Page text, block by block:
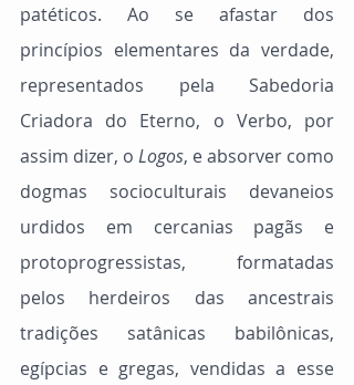
patéticos. Ao se afastar dos
princípios elementares da verdade,
representados pela Sabedoria
Criadora do Eterno, o Verbo, por
assim dizer, o Logos, e absorver como
dogmas socioculturais devaneios
urdidos em cercanias pagãs e
protoprogressistas, formatadas
pelos herdeiros das ancestrais
tradições satânicas babilônicas,
egípcias e gregas, vendidas a esse